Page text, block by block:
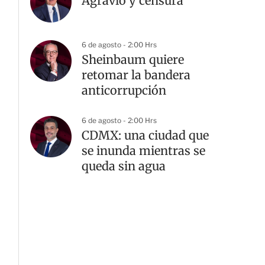
6 de agosto - 2:00 Hrs
Sheinbaum quiere
retomar la bandera
anticorrupción
6 de agosto - 2:00 Hrs
CDMX: una ciudad que
se inunda mientras se
queda sin agua